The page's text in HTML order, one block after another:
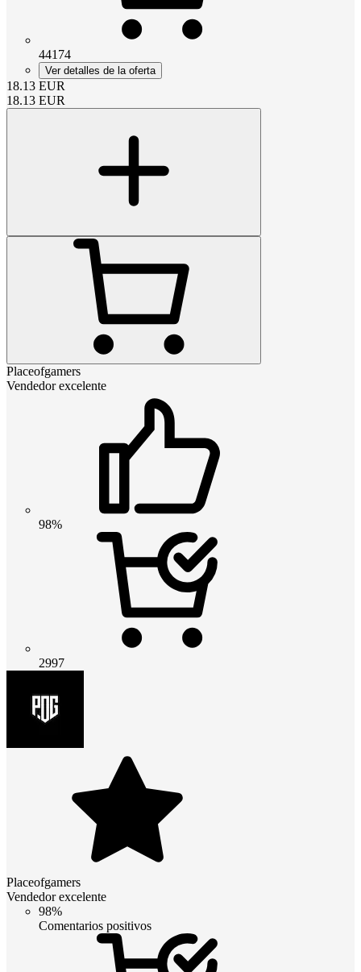
44174
Ver detalles de la oferta
18.13 EUR
18.13 EUR
Placeofgamers
Vendedor excelente
98%
2997
Placeofgamers
Vendedor excelente
98%
Comentarios positivos